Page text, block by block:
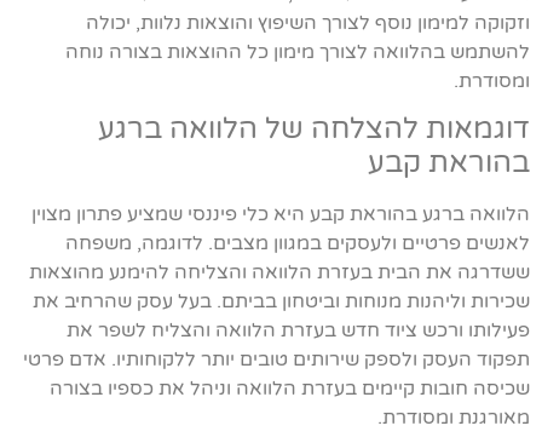
וזקוקה למימון נוסף לצורך השיפוץ והוצאות נלוות, יכולה
להשתמש בהלוואה לצורך מימון כל ההוצאות בצורה נוחה
ומסודרת.
דוגמאות להצלחה של הלוואה ברגע
בהוראת קבע
הלוואה ברגע בהוראת קבע היא כלי פיננסי שמציע פתרון מצוין
לאנשים פרטיים ולעסקים במגוון מצבים. לדוגמה, משפחה
ששדרגה את הבית בעזרת הלוואה והצליחה להימנע מהוצאות
שכירות וליהנות מנוחות וביטחון בביתם. בעל עסק שהרחיב את
פעילותו ורכש ציוד חדש בעזרת הלוואה והצליח לשפר את
תפקוד העסק ולספק שירותים טובים יותר ללקוחותיו. אדם פרטי
שכיסה חובות קיימים בעזרת הלוואה וניהל את כספיו בצורה
מאורגנת ומסודרת.